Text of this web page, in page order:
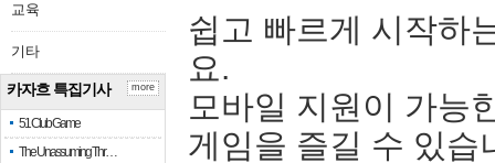
교육
기타
카자흐 특집기사
51 Club Game
The Unassuming Thr…
more
쉽고 빠르게 시작하
요.
모바일 지원이 가능
게임을 즐길 수 있습